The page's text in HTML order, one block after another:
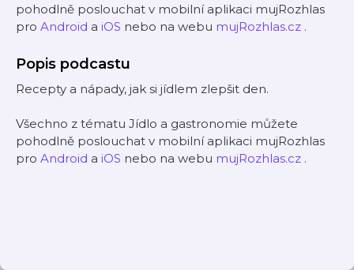
pohodlně poslouchat v mobilní aplikaci mujRozhlas
pro Android a iOS nebo na webu mujRozhlas.cz .
Popis podcastu
Recepty a nápady, jak si jídlem zlepšit den.
Všechno z tématu Jídlo a gastronomie můžete
pohodlně poslouchat v mobilní aplikaci mujRozhlas
pro Android a iOS nebo na webu mujRozhlas.cz .